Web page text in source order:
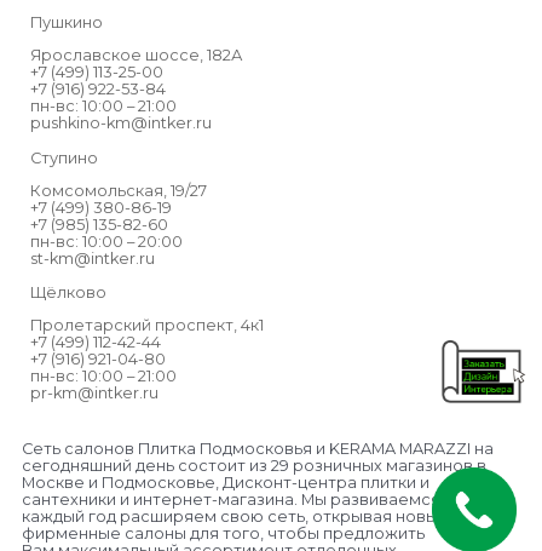
Пушкино
Ярославское шоссе, 182А
+7 (499) 113-25-00
+7 (916) 922-53-84
пн-вс: 10:00 – 21:00
pushkino-km@intker.ru
Ступино
Комсомольская, 19/27
+7 (499) 380-86-19
+7 (985) 135-82-60
пн-вс: 10:00 – 20:00
st-km@intker.ru
Щёлково
Пролетарский проспект, 4к1
+7 (499) 112-42-44
+7 (916) 921-04-80
пн-вс: 10:00 – 21:00
pr-km@intker.ru
Сеть салонов Плитка Подмосковья и KERAMA MARAZZI на
сегодняшний день состоит из 29 розничных магазинов в
Москве и Подмосковье, Дисконт-центра плитки и
сантехники и интернет-магазина. Мы развиваемся и
каждый год расширяем свою сеть, открывая новые
фирменные салоны для того, чтобы предложить
×